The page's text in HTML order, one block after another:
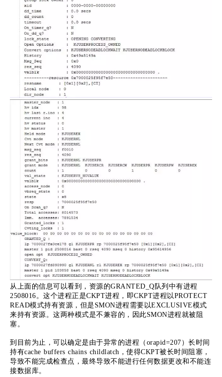
从上面的信息可以看到，资源的GRANTED_Q队列中有进程
2508016。这个进程正是CKPT进程，即CKPT进程以PROTECT
READ模式持有资源，但是SMON进程需要以EXCLUSIVE模式
来持有资源。这两种模式是不兼容的，因此SMON进程就被阻
塞。
到目前为止，可以确定是由于异常的进程（orapid=207）长时间
持有cache buffers chains childlatch，使得CKPT被长时间阻塞，
导致不能完成检查点，最终导致不能进行任何数据更改和不能连
接数据库。